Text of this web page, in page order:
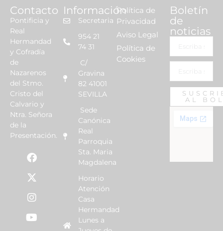
Contacto
Pontificia y
Real
Hermandad
y Cofradía
de
Nazarenos
del Stmo.
Cristo del
Calvario y
Ntra. Señora
de la
Presentación.
Información
Secretaria
954 21
74 31
C/
Gravina
82 41001
SEVILLA
Sede
Canónica
Real
Parroquia
Sta. Maria
Magdalena
Horario
Atención
Casa
Hermandad
Lunes a
Política de
Privacidad
Aviso Legal
Política de
Cookies
Boletín
de
noticias
AL